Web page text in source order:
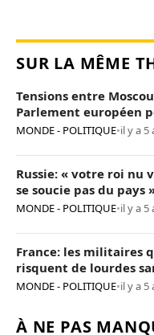
SUR LA MÊME
Tensions entre
Parlement européen
MONDE - POLITIQUE•il y a 5
Russie: « votre roi nu
se soucie pas du
Poutine
MONDE - POLITIQUE•il y a 5
France: les militaires
risquent de lourdes
MONDE - POLITIQUE•il y a 5
À NE PAS